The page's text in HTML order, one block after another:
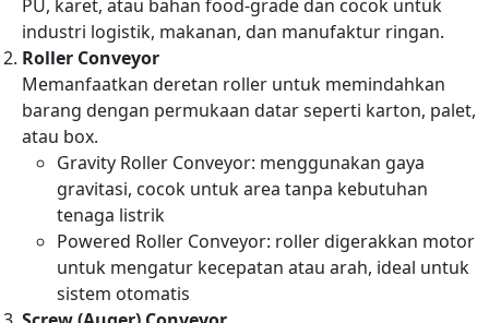
PU, karet, atau bahan food-grade dan cocok untuk
industri logistik, makanan, dan manufaktur ringan.
Roller Conveyor
Memanfaatkan deretan roller untuk memindahkan
barang dengan permukaan datar seperti karton, palet,
atau box.
Gravity Roller Conveyor: menggunakan gaya
gravitasi, cocok untuk area tanpa kebutuhan
tenaga listrik
Powered Roller Conveyor: roller digerakkan motor
untuk mengatur kecepatan atau arah, ideal untuk
sistem otomatis